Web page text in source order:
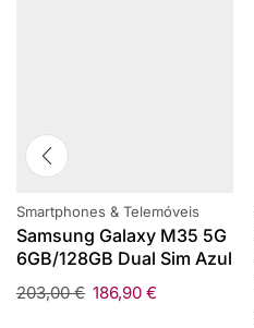
Smartphones & Telemóveis
Samsung Galaxy M35 5G
6GB/128GB Dual Sim Azul
203,00€ 186,90 €